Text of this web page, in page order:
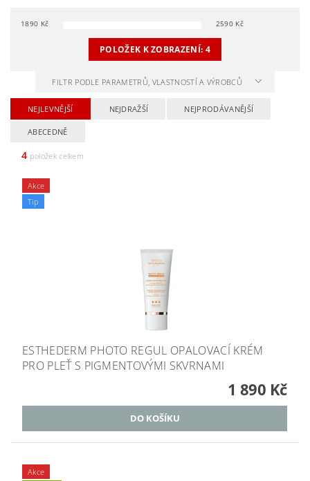
1890 Kč 2590 Kč
POLOŽEK K ZOBRAZENÍ: 4
FILTR PODLE PARAMETRŮ, VLASTNOSTÍ A VÝROBCŮ
NEJLEVNĚJŠÍ NEJDRAŽŠÍ NEJPRODÁVANĚJŠÍ
ABECEDNĚ
4 položek celkem
Akce
Tip
ESTHEDERM PHOTO REGUL OPALOVACÍ KRÉM
PRO PLEŤ S PIGMENTOVÝMI SKVRNAMI
1 890 Kč
Akce